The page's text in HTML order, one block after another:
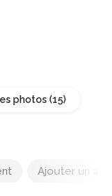
photos
Ajouter un avis